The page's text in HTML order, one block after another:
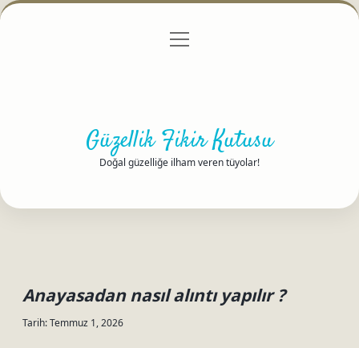
Gizlilik Politikası
menüyü
Güzellik Fikir Kutusu
Doğal güzelliğe ilham veren tüyolar!
Anayasadan nasıl alıntı yapılır ?
Tarih: Temmuz 1, 2026